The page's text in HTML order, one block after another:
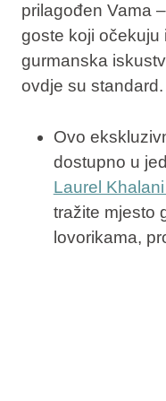
prilagođen Vama
goste koji očekuju
gurmanska
ovdje su standard.
Ovo
dostupno u
Laurel Khalani
tražite mjesto
lovorikama,